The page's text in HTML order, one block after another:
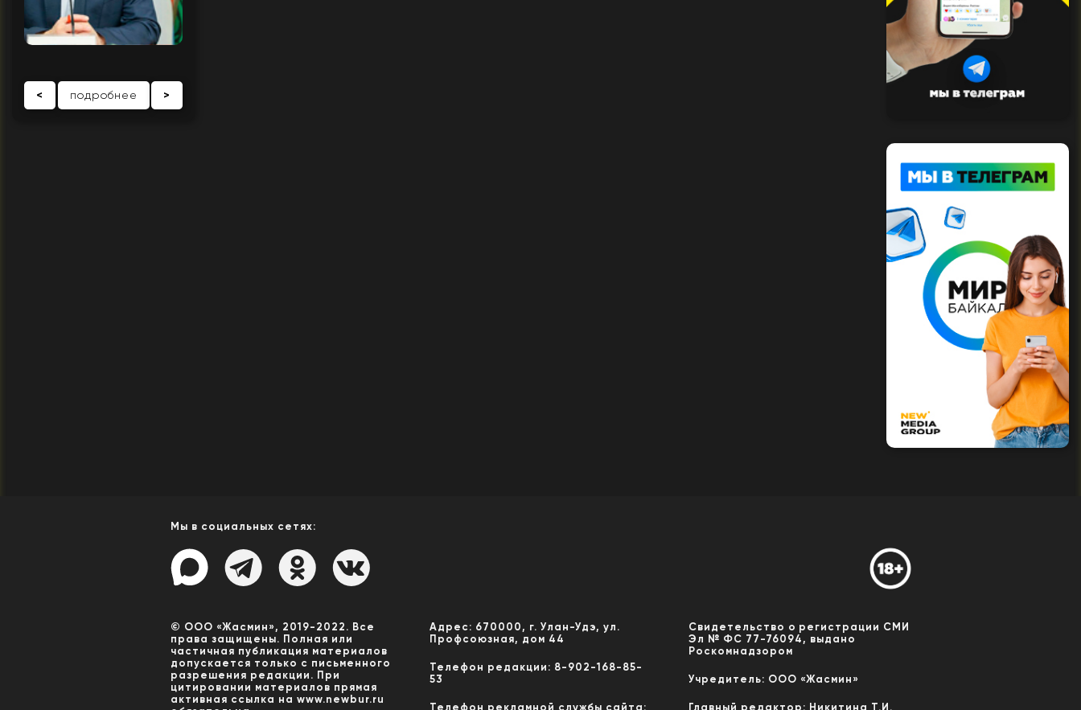
< подробнее >
Мы в социальных сетях:
© ООО «Жасмин», 2019-2022. Все
права защищены. Полная или
частичная публикация материалов
допускается только с письменного
разрешения редакции. При
цитировании материалов прямая
активная ссылка на www.newbur.ru
Адрес: 670000, г. Улан-Удэ, ул.
Профсоюзная, дом 44
Телефон редакции: 8-902-168-85-
53
Телефон рекламной службы сайта:
Свидетельство о регистрации СМИ
Эл № ФС 77-76094, выдано
Роскомнадзором
Учредитель: ООО «Жасмин»
Главный редактор: Никитина Т.И.